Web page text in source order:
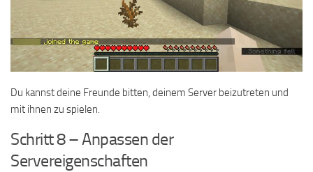
Du kannst deine Freunde bitten, deinem Server beizutreten und
mit ihnen zu spielen.
Schritt 8 – Anpassen der
Servereigenschaften